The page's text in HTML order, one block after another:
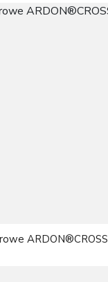
ARDON®CROSS